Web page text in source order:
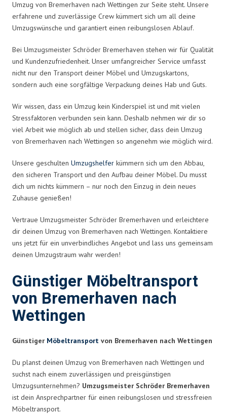
Umzug von Bremerhaven nach Wettingen zur Seite steht. Unsere
erfahrene und zuverlässige Crew kümmert sich um all deine
Umzugswünsche und garantiert einen reibungslosen Ablauf.
Bei Umzugsmeister Schröder Bremerhaven stehen wir für Qualität
und Kundenzufriedenheit. Unser umfangreicher Service umfasst
nicht nur den Transport deiner Möbel und Umzugskartons,
sondern auch eine sorgfältige Verpackung deines Hab und Guts.
Wir wissen, dass ein Umzug kein Kinderspiel ist und mit vielen
Stressfaktoren verbunden sein kann. Deshalb nehmen wir dir so
viel Arbeit wie möglich ab und stellen sicher, dass dein Umzug
von Bremerhaven nach Wettingen so angenehm wie möglich wird.
Unsere geschulten Umzugshelfer kümmern sich um den Abbau,
den sicheren Transport und den Aufbau deiner Möbel. Du musst
dich um nichts kümmern – nur noch den Einzug in dein neues
Zuhause genießen!
Vertraue Umzugsmeister Schröder Bremerhaven und erleichtere
dir deinen Umzug von Bremerhaven nach Wettingen. Kontaktiere
uns jetzt für ein unverbindliches Angebot und lass uns gemeinsam
deinen Umzugstraum wahr werden!
Günstiger Möbeltransport
von Bremerhaven nach
Wettingen
Günstiger Möbeltransport von Bremerhaven nach Wettingen
Du planst deinen Umzug von Bremerhaven nach Wettingen und
suchst nach einem zuverlässigen und preisgünstigen
Umzugsunternehmen? Umzugsmeister Schröder Bremerhaven
ist dein Ansprechpartner für einen reibungslosen und stressfreien
Möbeltransport.